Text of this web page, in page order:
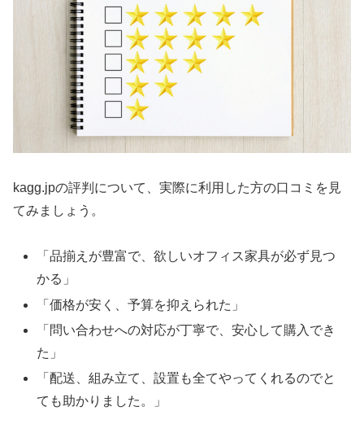
kagg.jpの評判について、実際に利用した方の口コミを見
てみましょう。
「品揃えが豊富で、欲しいオフィス家具が必ず見つ
かる」
「価格が安く、予算を抑えられた」
「問い合わせへの対応が丁寧で、安心して購入でき
た」
「配送、組み立て、設置も全てやってくれるのでと
ても助かりました。」